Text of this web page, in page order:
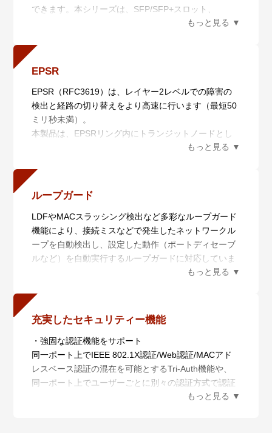
さらに、広域商用回線を介して本機能を利用している
AMF Plusメンバーの自動復旧にも対応します（ネイバ
・分散マスター処理（AMF Plusコントローラー）
AMF Plusマスターの分散配置と統合管理により、大規
さらに、AMF PlusとAT-Vista Manager EXと連携させ
ることにより収集・分析されたネットワーク全体の情
報を俯瞰的に可視化し、ネットワーク管理者の意図に
基づいてネットワークを最適な状態に保ちます。
・AMF Plusを用いた簡単マイグレーション
行シリーズから機器を入れ替えるだけで自動的に設定
が移行できます。本機能により、ネットワークのアッ
に必要な工数を大幅に削減します。
本シリーズではx210/x230シリーズからの入れ替えに
対応しています。
x240シリーズはAMF Plusメンバー装置に対応してお
入する際に、既存のスイッチと入れ替えるだけで、
CLIでの再設定やケーブルの配線をし直すことなく、
チギガビット通信を提供します。
できます。本シリーズは、SFP/SFP+スロット、
10/100/1000/2.5G/5GBASE-Tポートのいずれかを用い
スタック接続されたスイッチは各種情報を同期してい
るため、仮に1台に障害が発生しても運用継続が可能
ア・スイッチ同様にCPU、電源冗長が可能となりま
す。コアからエッジまで一貫した冗長構成を容易に取
ることができます。
単一IPで動作するため機器の追加時もIP設計や監視ポ
イントの追加が不要で容易にネットワークを拡張でき
LD-VCS（ロングディスタンス－バーチャルシャーシ
スタック）にも対応し、長距離スタッキングが可能で
を仮想的に1台のスイッチ化し、シンプルかつ冗長性
に優れたネットワークコアの提供が可能となります。
EPSR
EPSR（RFC3619）は、レイヤー2レベルでの障害の
検出と経路の切り替えをより高速に行います（最短50
ミリ秒未満）。
本製品は、EPSRリング内にトランジットノードとし
ループガード
LDFやMACスラッシング検出など多彩なループガード
機能により、接続ミスなどで発生したネットワークル
ープを自動検出し、設定した動作（ポートディセーブ
ルなど）を自動実行するループガードに対応していま
す。LEDの点滅で視覚的に表示されるため、該当ポー
充実したセキュリティー機能
・強固な認証機能をサポート
同一ポート上でIEEE 802.1X認証/Web認証/MACアド
レスベース認証の混在を可能とするTri-Auth機能や、
同一ポート上でユーザーごとに別々の認証方式で認証
し、かつ異なるVLANを動的に付与するマルチプルダ